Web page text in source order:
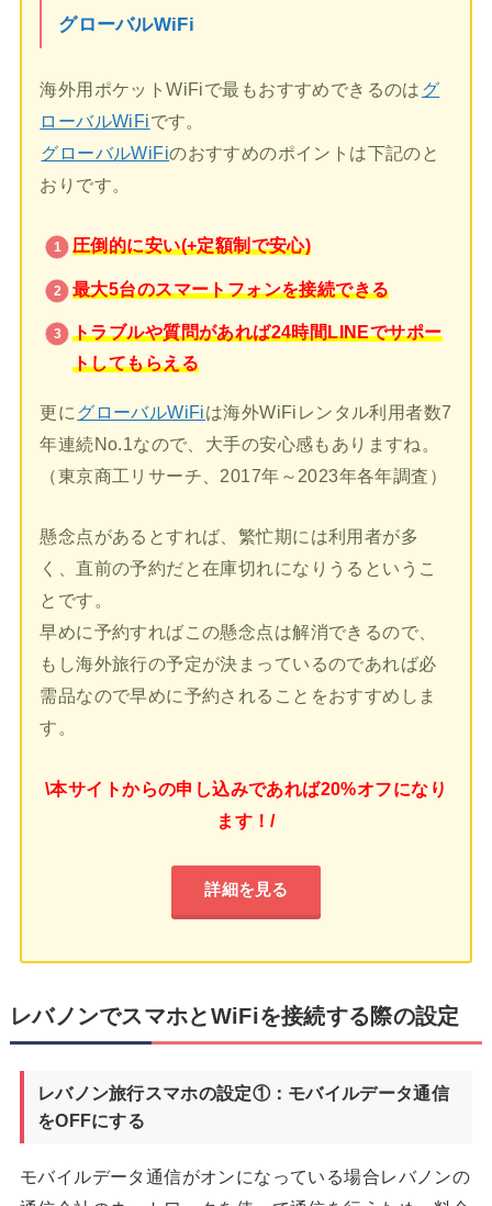
グローバルWiFi
海外用ポケットWiFiで最もおすすめできるのは グ
ローバルWiFiです。
グローバルWiFiのおすすめのポイントは下記のと
おりです。
圧倒的に安い(+定額制で安心)
最大5台のスマートフォンを接続できる
トラブルや質問があれば24時間LINEでサポー
トしてもらえる
更に グローバルWiFiは海外WiFiレンタル利用者数7
年連続No.1なので、大手の安心感もありますね。
（東京商工リサーチ、2017年～2023年各年調査）
懸念点があるとすれば、繁忙期には利用者が多
く、直前の予約だと在庫切れになりうるというこ
とです。
早めに予約すればこの懸念点は解消できるので、
もし海外旅行の予定が決まっているのであれば必
需品なので早めに予約されることをおすすめしま
す。
\本サイトからの申し込みであれば20%オフになり
ます！/
詳細を見る
レバノンでスマホとWiFiを接続する際の設定
レバノン旅行スマホの設定①：モバイルデータ通信
をOFFにする
モバイルデータ通信がオンになっている場合レバノンの